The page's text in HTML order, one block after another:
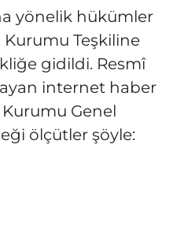
yönelik hükümler
Kurumu Teşkiline
gidildi. Resmî
internet haber
Genel
ölçütler şöyle: